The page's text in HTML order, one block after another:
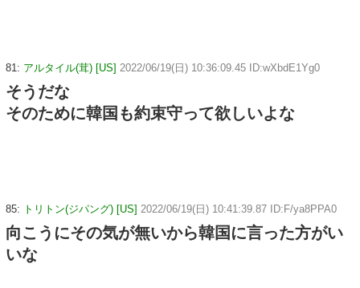
81: アルタイル(茸) [US] 2022/06/19(日) 10:36:09.45 ID:wXbdE1Yg0
そうだな
そのために韓国も約束守って欲しいよな
85: トリトン(ジパング) [US] 2022/06/19(日) 10:41:39.87 ID:F/ya8PPA0
向こうにその気が無いから韓国に言った方がい
いな